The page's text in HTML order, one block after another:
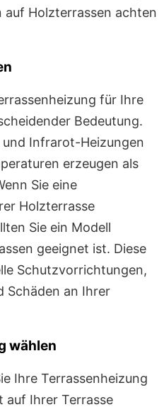
auf Holzterrassen achten
für Ihre
Bedeutung.
und Infrarot-Heizungen
erzeugen als
Sie eine
Holzterrasse
Sie ein Modell
geeignet ist. Diese
Schutzvorrichtungen,
Schäden an Ihrer
wählen
Ihre Terrassenheizung
auf Ihrer Terrasse